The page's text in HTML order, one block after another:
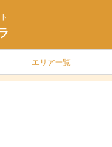
エリア一覧